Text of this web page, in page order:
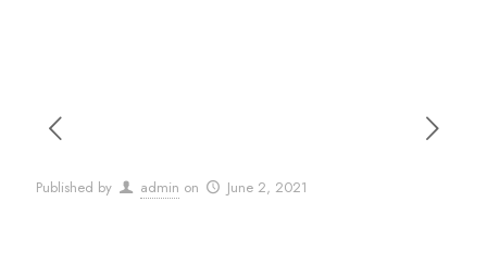
Published by admin on June 2, 2021